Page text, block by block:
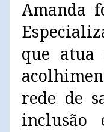
Amanda
que atua
rede de
inclusão